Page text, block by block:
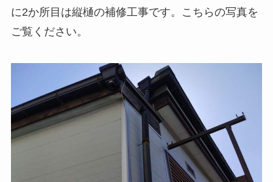
に2か所目は縦樋の補修工事です。こちらの写真を
ご覧ください。